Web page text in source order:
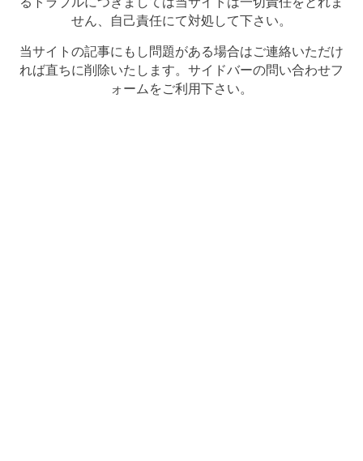
せん、自己責任にて対処して下さい。
当サイトの記事にもし問題がある場合はご連絡いただけ
れば直ちに削除いたします。サイドバーの問い合わせフ
ォームをご利用下さい。